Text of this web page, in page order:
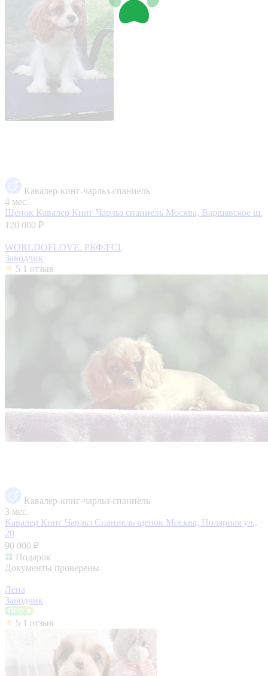
Кавалер-кинг-чарльз-спаниель
4 мес.
Щенок Кавалер Кинг Чарльз спаниель Москва, Варшавское ш.
120 000 ₽
WORLDOFLOVE. РКФ/FCI
Заводчик
5 1 отзыв
Кавалер-кинг-чарльз-спаниель
3 мес.
Кавалер Кинг Чарльз Спаниель щенок Москва, Полярная ул.,
20
90 000 ₽
Подарок
Документы проверены
Лена
Заводчик
5 1 отзыв